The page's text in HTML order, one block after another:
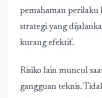
pemahaman perilaku
strategi yang
kurang efektif.
Risiko lain muncul
gangguan teknis.